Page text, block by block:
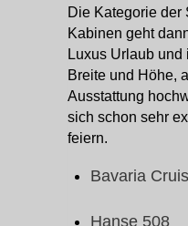
Die Kategorie der
Kabinen geht
Luxus Urlaub
Breite und Höhe,
Ausstattung
sich schon sehr
feiern.
Bavaria
Hanse 508